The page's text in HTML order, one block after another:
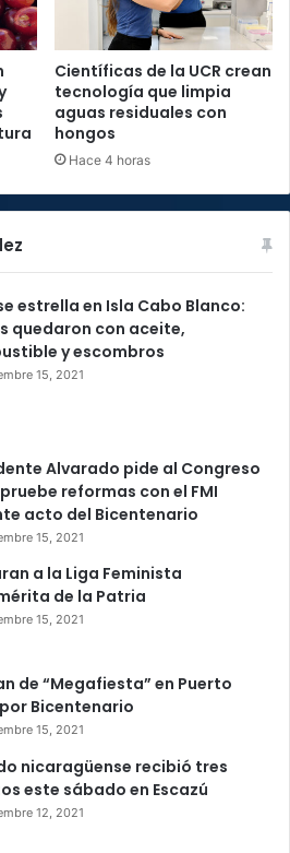
Científicas de la UCR crean
tecnología que limpia
aguas residuales con
hongos
Hace 4 horas
estrella en Isla Cabo Blanco:
quedaron con aceite,
y escombros
15, 2021
Alvarado pide al Congreso
reformas con el FMI
acto del Bicentenario
15, 2021
a la Liga Feminista
de la Patria
15, 2021
de “Megafiesta” en Puerto
Bicentenario
15, 2021
nicaragüense recibió tres
este sábado en Escazú
12, 2021